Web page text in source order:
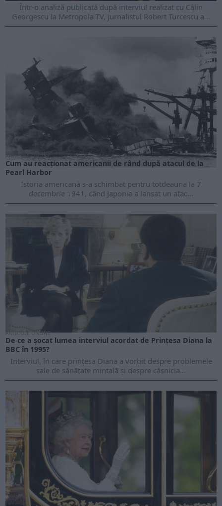
Într-o analiză publicată după interviul realizat cu Călin
Georgescu la Metropola TV, jurnalistul Robert Turcescu a...
ARTICOLE ONLINE
Cum au reacționat americanii de rând după atacul de la
Pearl Harbor
Istoria americană s-a schimbat pentru totdeauna la 7
decembrie 1941, când Japonia a lansat un atac...
ARTICOLE ONLINE
De ce a șocat lumea interviul acordat de Prințesa Diana la
BBC în 1995?
Interviul, în care prințesa Diana a vorbit despre problemele
sale de sănătate mintală și despre căsnicia...